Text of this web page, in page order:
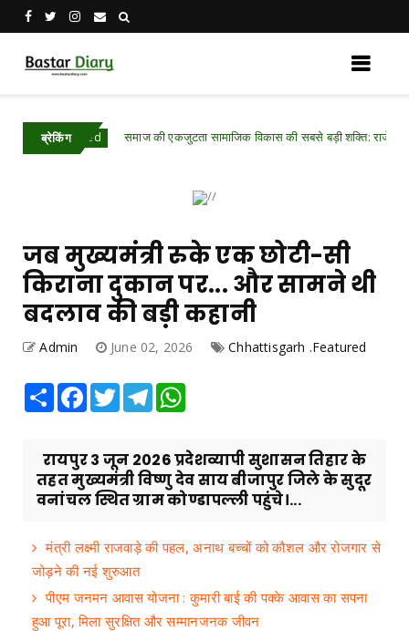
ब्रेकिंगसमाज की एकजुटता सामाजिक विकास की सबसे बड़ी शक्ति: राजेश अग्रवाल
जब मुख्यमंत्री रुके एक छोटी-सी
किराना दुकान पर... और सामने थी
बदलाव की बड़ी कहानी
Admin June 02, 2026 Chhattisgarh .Featured
Share Facebook
TwitterTelegram
रायपुर 3 जून 2026 प्रदेशव्यापी सुशासन तिहार के
तहत मुख्यमंत्री विष्णु देव साय बीजापुर जिले के सुदूर
वनांचल स्थित ग्राम कोण्डापल्ली पहुंचे।...
मंत्री लक्ष्मी राजवाड़े की पहल, अनाथ बच्चों को कौशल और रोजगार से
जोड़ने की नई शुरुआत
पीएम जनमन आवास योजना : कुमारी बाई की पक्के आवास का सपना
हुआ पूरा, मिला सुरक्षित और सम्मानजनक जीवन